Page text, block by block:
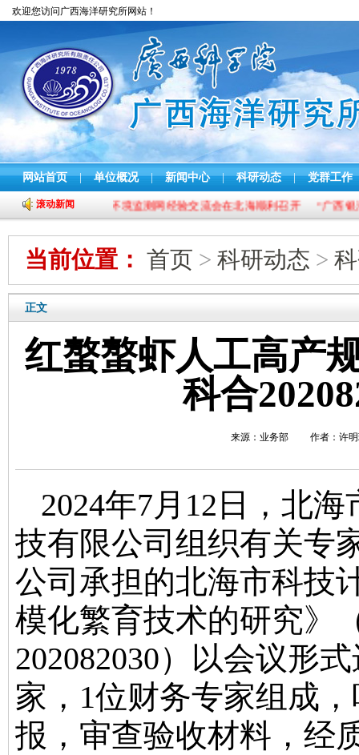
欢迎您访问广西海洋研究所网站！
网站首页 | 单位概况 | 新闻中心 | 科研动态 | 党群工作
滚动新闻
年全国渔业生态环境监测网经验交流会在北海顺利召开 “广西银
当前位置： 首页 > 科研动态 >
正文
红螯螯虾人工高产
科合
来源：业务部 作者：许
2024年7月 12 日，北
技有限公司组织有关专
公司承担的北海市科技
模化繁育技术的研究》
202082030） 以会议形
家， 1位财务专家组成，
报，审查验收材料，经